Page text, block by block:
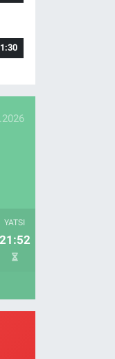
YATSI
21:52